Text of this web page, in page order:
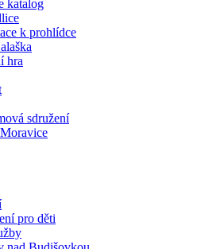
katalog
k prohlídce
hra
sdružení
pro děti